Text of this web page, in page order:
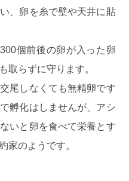
、卵を糸で壁や天井に貼
個前後の卵が入った卵
取らずに守ります。
尾しなくても無精卵です
孵化はしませんが、アシ
いと卵を食べて栄養とす
家のようです。